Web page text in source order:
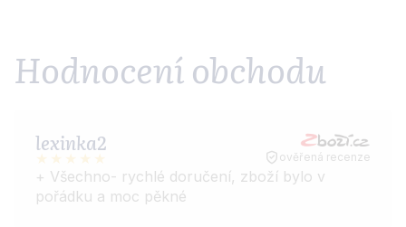
Hodnocení obchodu
lexinka2
ověřená recenze
+ Všechno- rychlé doručení, zboží bylo v
pořádku a moc pěkné